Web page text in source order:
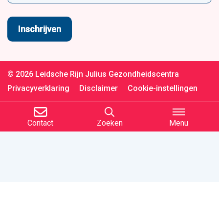
© 2026 Leidsche Rijn Julius Gezondheidscentra
Privacyverklaring
Disclaimer Cookie-instellingen
Contact Zoeken Menu